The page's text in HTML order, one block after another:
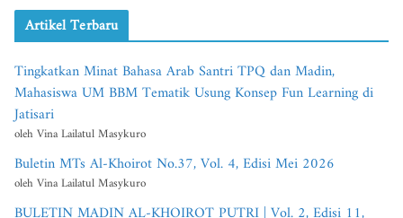
Artikel Terbaru
Tingkatkan Minat Bahasa Arab Santri TPQ dan Madin,
Mahasiswa UM BBM Tematik Usung Konsep Fun Learning di
Jatisari
oleh Vina Lailatul Masykuro
Buletin MTs Al-Khoirot No.37, Vol. 4, Edisi Mei 2026
oleh Vina Lailatul Masykuro